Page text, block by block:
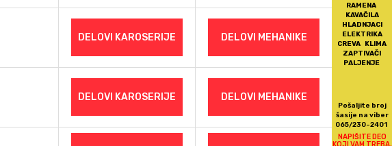
DELOVI KAROSERIJE DELOVI MEHANIKE
DELOVI KAROSERIJE DELOVI MEHANIKE
RAMENA
KAVAČILA
HLADNJACI
ELEKTRIKA
CREVA KLIMA
ZAPTIVAČI
PALJENJE
Pošaljite broj
šasije na viber
065/230-2401
NAPIŠITE DEO